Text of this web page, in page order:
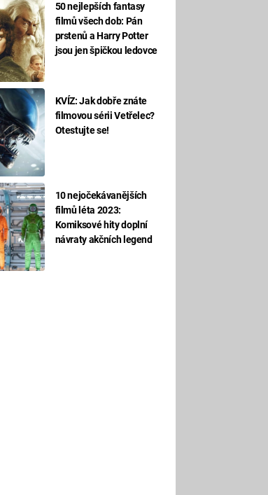
50 nejlepších fantasy
filmů všech dob: Pán
prstenů a Harry Potter
jsou jen špičkou ledovce
KVÍZ: Jak dobře znáte
filmovou sérii Vetřelec?
Otestujte se!
10 nejočekávanějších
filmů léta 2023:
Komiksové hity doplní
návraty akčních legend